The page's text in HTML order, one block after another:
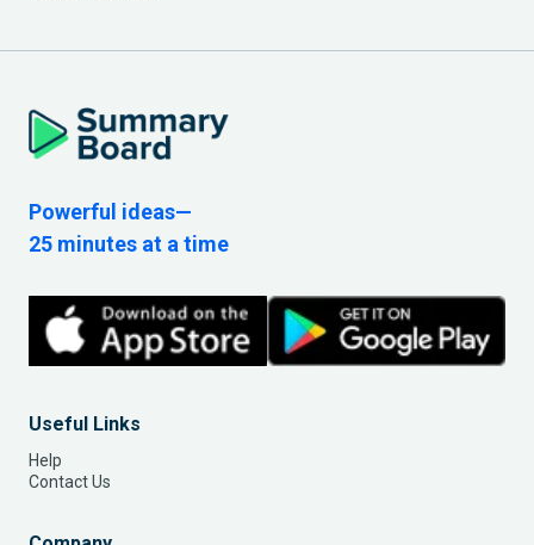
Powerful ideas—
25 minutes at a time
Useful Links
Help
Contact Us